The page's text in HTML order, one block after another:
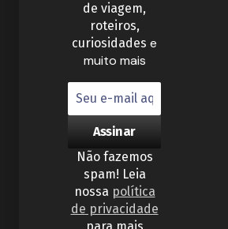
de viagem,
roteiros,
curiosidades e
muito mais
Não fazemos
spam! Leia
nossa política
de privacidade